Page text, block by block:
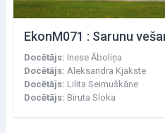
Docētājs: Inese Āboliņa
Docētājs: Aleksandra Kjakste
Docētājs: Lilita Seimuškāne
Docētājs: Biruta Sloka